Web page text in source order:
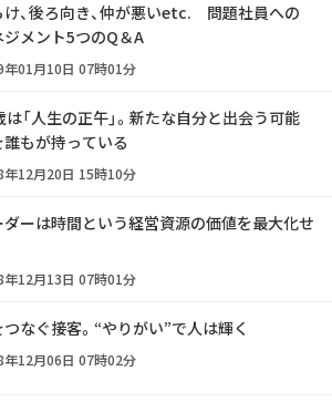
け、後ろ向き、仲が悪いetc. 問題社員への
ジメント5つのQ＆A
年01月10日 07時01分
は「人生の正午」。新たな自分と出会う可能
もが持っている
年12月20日 15時10分
ダーは時間という経営資源の価値を最大化せ
年12月13日 07時01分
なぐ接客。“やりがい”で人は輝く
年12月06日 07時02分